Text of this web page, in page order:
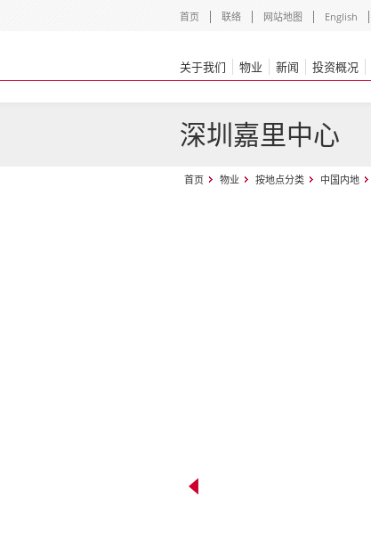
首页 联络 网站地图 English
关于我们 物业 新闻 投资概况
深圳嘉里中心
首页 物业 按地点分类 中国内地